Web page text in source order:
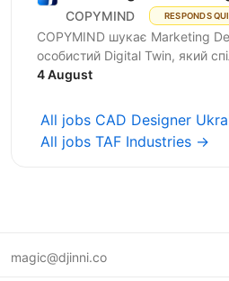
COPYMIND RESPONDS
COPYMIND шукає Marketing Designer
особистий Digital Twin, який
справжній ШІ-друг і з кожним
4 August
All jobs CAD Designer
All jobs TAF Industries →
magic@djinni.co